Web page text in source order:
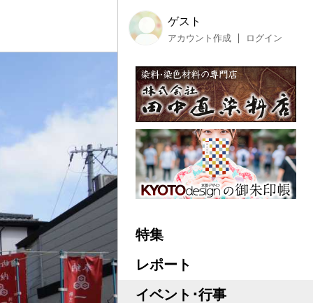
ゲスト
アカウント作成 ログイン
特集
レポート
イベント･行事